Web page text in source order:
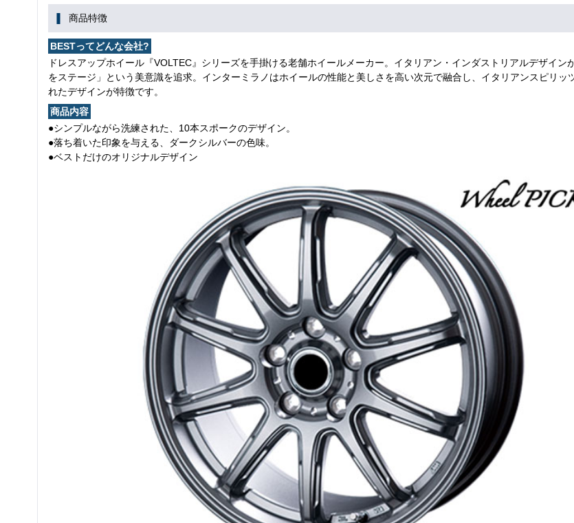
商品特徴
BESTってどんな会社?
ドレスアップホイール『VOLTEC』シリーズを手掛ける老舗ホイールメーカー。イタリアン・インダストリアルデザイン
をステージ」という美意識を追求。インターミラノはホイールの性能と美しさを高い次元で融合し、イタリアンスピリッ
れたデザインが特徴です。
商品内容
●シンプルながら洗練された、10本スポークのデザイン。
●落ち着いた印象を与える、ダークシルバーの色味。
●ベストだけのオリジナルデザイン